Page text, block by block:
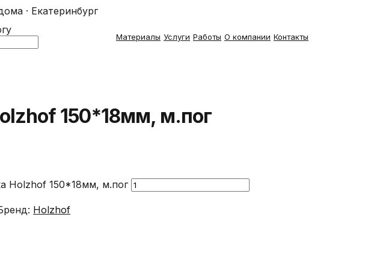
· Екатеринбург
Материалы Услуги Работы О компании Контакты
150*18мм, м.пог
Holzhof 150*18мм, м.пог
Holzhof